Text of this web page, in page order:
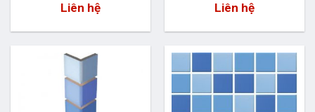
Liên hệ Liên hệ